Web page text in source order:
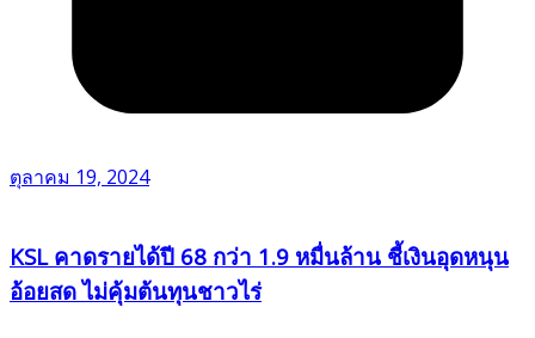
ตุลาคม 19, 2024
KSL คาดรายได้ปี 68 กว่า 1.9 หมื่นล้าน ชี้เงินอุดหนุน
อ้อยสด ไม่คุ้มต้นทุนชาวไร่